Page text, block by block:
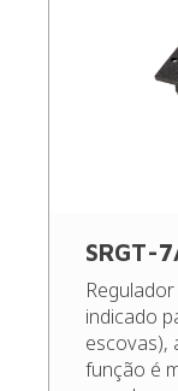
SRGT-
indicado
escovas),
função é